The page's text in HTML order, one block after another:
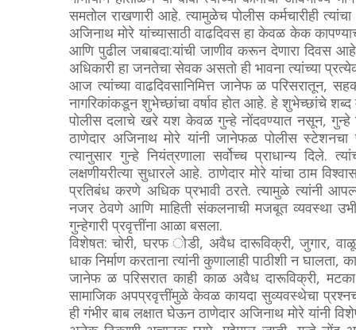
समतोल राखणारी आहे. त्यामुळेच पोलीस कर्मचारीही
अजिनाथ मोरे यांच्यासाठी वाढदिवस हा केवळ केक
आणि पुढील जबाबदा:यांची जाणीव करून देणारा दिवस
अधिकारी हा जनतेचा सेवक असतो ही भावना त्यांच्या
आज त्यांच्या वाढदिवसानिमित्त जानेफ ळ परिसरातून,
नागरिकांकडून शुभेच्छांचा वर्षाव होत आहे. हे शुभेच्छांचे शब्द
पोलीस दलाचे खरे यश केवळ गुन्हे नोंदवण्यात नसून, गुन्हे
ठाणेदार अजिनाथ मोरे यांनी जानेफळ पोलीस स्टेशनचा
त्यानुसार गुन्हे नियंत्रणाला सर्वोच्च प्राधान्य दिले.
लक्षणीयरीत्या सुधारले आहे. ठाणेदार मोरे यांचा ठाम
प्रतिबंध करणे अधिक प्रभावी ठरते. त्यामुळे त्यांनी
नजर ठेवणे आणि माहिती संकलनाची मजबूत व्यवस्था
गुन्हेगारी प्रवृत्तींना आळा बसला.
विशेषत: चोरी, घरफ ोडी, अवैध दारूविक्री, जुगार, वाळू
धाक निर्माण करताना त्यांनी कुणालाही पाठीशी न
जानेफ ळ परिसरात काही काळ अवैध दारूविक्री,
सामाजिक अपप्रवृत्तींमुळे केवळ कायदा सुव्यवस्थेचा
ही गंभीर बाब लक्षात घेऊन ठाणेदार अजिनाथ मोरे यांनी